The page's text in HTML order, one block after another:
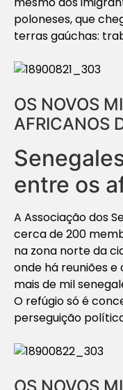
poloneses, que
terras gaúchas:
OS NOVOS
AFRICANOS
entre os
A Associação dos
cerca de 200
na zona norte da
onde há reuniões e
mais de mil
O refúgio só é
perseguição
OS NOVOS